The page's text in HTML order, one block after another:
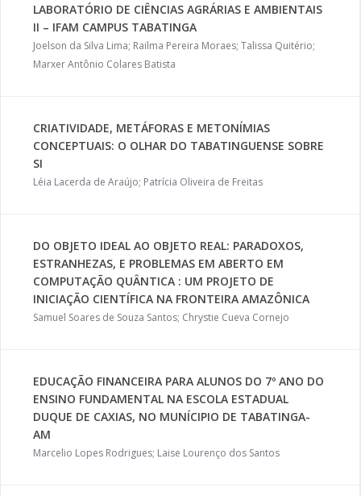
LABORATÓRIO DE CIÊNCIAS AGRÁRIAS E AMBIENTAIS
II – IFAM CAMPUS TABATINGA
Joelson da Silva Lima; Railma Pereira Moraes; Talissa Quitério;
Marxer Antônio Colares Batista
CRIATIVIDADE, METÁFORAS E METONÍMIAS
CONCEPTUAIS: O OLHAR DO TABATINGUENSE SOBRE
SI
Léia Lacerda de Araújo; Patrícia Oliveira de Freitas
DO OBJETO IDEAL AO OBJETO REAL: PARADOXOS,
ESTRANHEZAS, E PROBLEMAS EM ABERTO EM
COMPUTAÇÃO QUÂNTICA : UM PROJETO DE
INICIAÇÃO CIENTÍFICA NA FRONTEIRA AMAZÔNICA
Samuel Soares de Souza Santos; Chrystie Cueva Cornejo
EDUCAÇÃO FINANCEIRA PARA ALUNOS DO 7º ANO DO
ENSINO FUNDAMENTAL NA ESCOLA ESTADUAL
DUQUE DE CAXIAS, NO MUNÍCIPIO DE TABATINGA-
AM
Marcelio Lopes Rodrigues; Laise Lourenço dos Santos